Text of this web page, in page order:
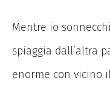
Mentre io
spiaggia dall’altra
enorme con vicino